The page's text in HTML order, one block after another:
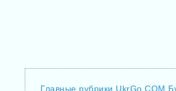
Главные рубрики UkrGo.COM